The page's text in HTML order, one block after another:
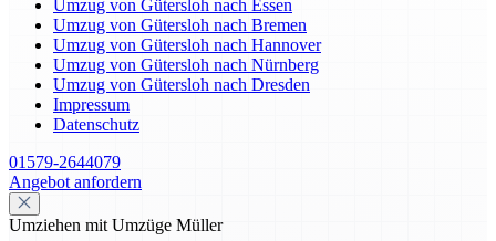
Umzug von Gütersloh nach Essen
Umzug von Gütersloh nach Bremen
Umzug von Gütersloh nach Hannover
Umzug von Gütersloh nach Nürnberg
Umzug von Gütersloh nach Dresden
Impressum
Datenschutz
01579-2644079
Angebot anfordern
Umziehen mit Umzüge Müller